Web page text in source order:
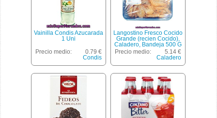
Vainilla Condis Azucarada
1 Uni
Precio medio:
0.79 €
Condis
Langostino Fresco Cocido
Grande (recien Cocido),
Caladero, Bandeja 500 G
Aprox(peso Aproximado
De La Unidad 500 Gr)
Precio medio:
5.14 €
Caladero